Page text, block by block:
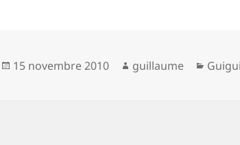
Publié
15 novembre 2010 Auteur
guillaume Guigui